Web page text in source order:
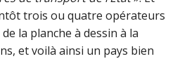
trois ou quatre opérateurs
la planche à dessin à la
et voilà ainsi un pays bien